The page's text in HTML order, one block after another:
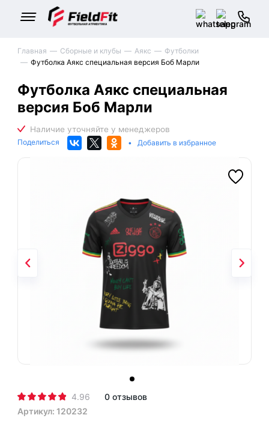
Главная Сборные и клубы Аякс
Футболки
Футболка Аякс специальная версия Боб Марли
Футболка Аякс специальная
версия Боб Марли
Поделиться • Добавить в избранное
4.96
0 отзывов
Артикул: 120232